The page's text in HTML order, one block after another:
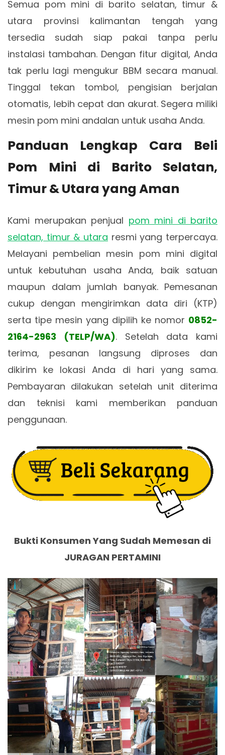
Semua pom mini di barito selatan, timur &
utara provinsi kalimantan tengah yang
tersedia sudah siap pakai tanpa perlu
instalasi tambahan. Dengan fitur digital, Anda
tak perlu lagi mengukur BBM secara manual.
Tinggal tekan tombol, pengisian berjalan
otomatis, lebih cepat dan akurat. Segera miliki
mesin pom mini andalan untuk usaha Anda.
Panduan Lengkap Cara Beli
Pom Mini di Barito Selatan,
Timur & Utara yang Aman
Kami merupakan penjual pom mini di barito
selatan, timur & utara resmi yang terpercaya.
Melayani pembelian mesin pom mini digital
untuk kebutuhan usaha Anda, baik satuan
maupun dalam jumlah banyak. Pemesanan
cukup dengan mengirimkan data diri (KTP)
serta tipe mesin yang dipilih ke nomor 0852-
2164-2963 (TELP/WA). Setelah data kami
terima, pesanan langsung diproses dan
dikirim ke lokasi Anda di hari yang sama.
Pembayaran dilakukan setelah unit diterima
dan teknisi kami memberikan panduan
penggunaan.
Bukti Konsumen Yang Sudah Memesan di
JURAGAN PERTAMINI